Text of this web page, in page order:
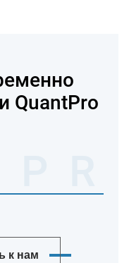
QuantPro
к нам